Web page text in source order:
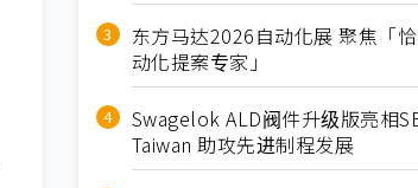
东方马达2026自动化展 聚焦「
动化提案专家」
Swagelok ALD阀件升级版亮相
Taiwan 助攻先进制程发展